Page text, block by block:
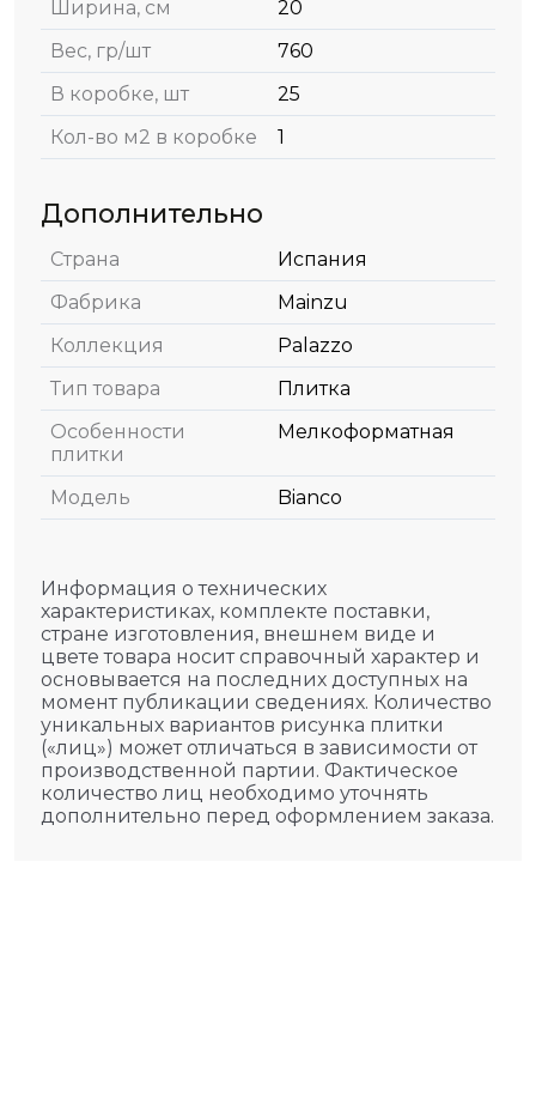
Ширина, см
20
Вес, гр/шт
760
В коробке, шт
25
Кол-во м2 в коробке
1
Дополнительно
Страна
Испания
Фабрика
Mainzu
Коллекция
Palazzo
Тип товара
Плитка
Особенности
плитки
Мелкоформатная
Модель Bianco
Информация о технических
характеристиках, комплекте поставки,
стране изготовления, внешнем виде и
цвете товара носит справочный характер и
основывается на последних доступных на
момент публикации сведениях. Количество
уникальных вариантов рисунка плитки
(«лиц») может отличаться в зависимости от
производственной партии. Фактическое
количество лиц необходимо уточнять
дополнительно перед оформлением заказа.